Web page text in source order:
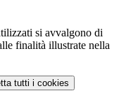
si avvalgono di
finalità illustrate nella
tutti i cookies